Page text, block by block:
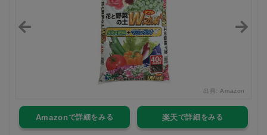
出典: Amazon
Amazon 楽天